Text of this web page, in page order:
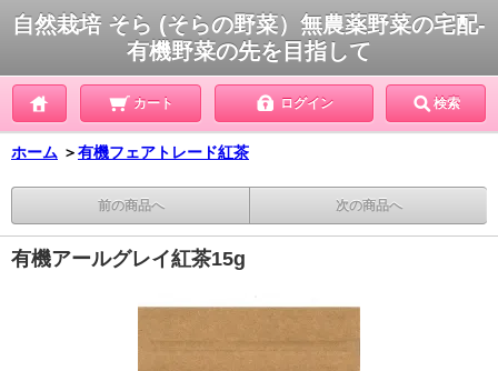
自然栽培 そら (そらの野菜）無農薬野菜の宅配-
有機野菜の先を目指して
カート ログイン 検索
ホーム ＞有機フェアトレード紅茶
前の商品へ 次の商品へ
有機アールグレイ紅茶15g